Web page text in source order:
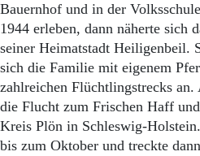
Bauernhof und in der
1944 erleben, dann näherte sich
seiner Heimatstadt Heiligenbeil.
sich die Familie mit eigenem
zahlreichen Flüchtlingstrecks an.
die Flucht zum Frischen Haff
Kreis Plön in Schleswig-
bis zum Oktober und treckte